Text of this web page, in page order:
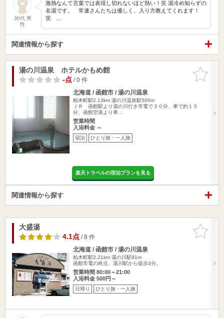
30代 男
性
激熱なんて言葉では表現し切れないほど熱い！笑 湯冷め知らずの
名湯です。 常連さんたちは優しく、入り方教えてくれます！
笑 …
関連情報から探す
お気に入
りに追加
湯の川温泉 ホテルかもめ館
-点/ 0 件
北海道 / 函館市 / 湯の川温泉
柏木町駅2.13km 湯の川温泉駅500m
ＪＲ 函館駅より湯の川行き市電で３０分、車で約１５
分、函館空港より車…
営業時間
入浴料金 ～
宿泊 ひとり旅・一人旅
楽天トラベルの宿泊プランを見る
関連情報から探す
お気に入
りに追加
大盛湯
4.1点/ 8 件
北海道 / 函館市 / 湯の川温泉
柏木町駅2.21km 湯の川駅91m
函館市電の終点、湯川駅から徒歩3分。
営業時間 80:00～21:00
入浴料金 500円～
日帰り ひとり旅・一人旅